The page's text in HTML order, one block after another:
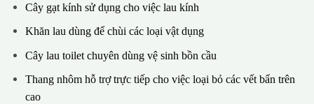
Cây gạt kính sử dụng cho việc lau kính
Khăn lau dùng để chùi các loại vật dụng
Cây lau toilet chuyên dùng vệ sinh bồn cầu
Thang nhôm hỗ trợ trực tiếp cho việc loại bỏ các vết bẩn trên
cao